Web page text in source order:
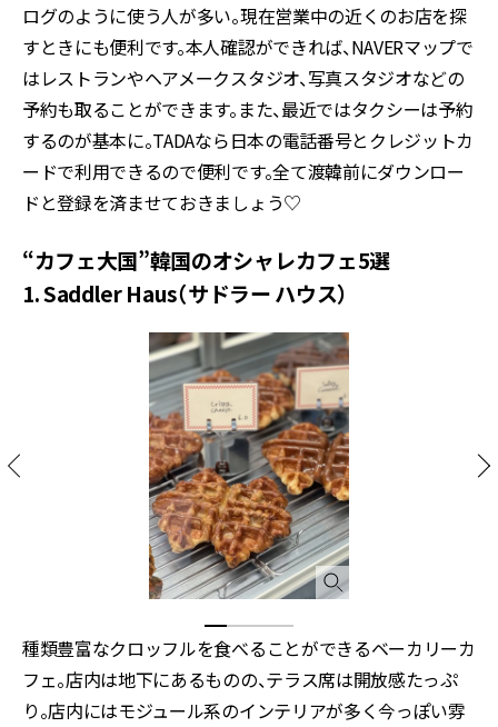
ログのように使う人が多い。現在営業中の近くのお店を探
すときにも便利です。本人確認ができれば、NAVERマップで
はレストランやヘアメークスタジオ、写真スタジオなどの
予約も取ることができます。また、最近ではタクシーは予約
するのが基本に。TADAなら日本の電話番号とクレジットカ
ードで利用できるので便利です。全て渡韓前にダウンロー
ドと登録を済ませておきましょう♡
“カフェ大国”韓国のオシャレカフェ5選
1. Saddler Haus（サドラー ハウス）
種類豊富なクロッフルを食べることができるベーカリーカ
フェ。店内は地下にあるものの、テラス席は開放感たっぷ
り。店内にはモジュール系のインテリアが多く今っぽい雰